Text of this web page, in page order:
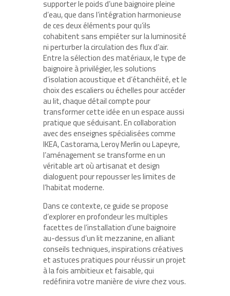
supporter le poids d’une baignoire pleine
d’eau, que dans l’intégration harmonieuse
de ces deux éléments pour qu’ils
cohabitent sans empiéter sur la luminosité
ni perturber la circulation des flux d’air.
Entre la sélection des matériaux, le type de
baignoire à privilégier, les solutions
d’isolation acoustique et d’étanchéité, et le
choix des escaliers ou échelles pour accéder
au lit, chaque détail compte pour
transformer cette idée en un espace aussi
pratique que séduisant. En collaboration
avec des enseignes spécialisées comme
IKEA, Castorama, Leroy Merlin ou Lapeyre,
l’aménagement se transforme en un
véritable art où artisanat et design
dialoguent pour repousser les limites de
l’habitat moderne.
Dans ce contexte, ce guide se propose
d’explorer en profondeur les multiples
facettes de l’installation d’une baignoire
au-dessus d’un lit mezzanine, en alliant
conseils techniques, inspirations créatives
et astuces pratiques pour réussir un projet
à la fois ambitieux et faisable, qui
redéfinira votre manière de vivre chez vous.